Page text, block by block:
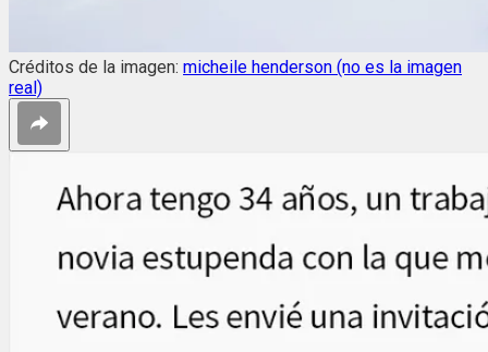
Créditos de la imagen: micheile henderson (no es la imagen
real)